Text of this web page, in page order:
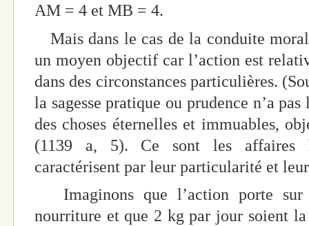
AM = 4 et MB = 4.
Mais dans le cas de la conduite
un moyen objectif car l’action est
dans des circonstances particulières.
la sagesse pratique ou prudence n’a
des choses éternelles et immuables,
(1139 a, 5). Ce sont les affaires
caractérisent par leur particularité et
Imaginons que l’action porte sur
nourriture et que 2 kg par jour soient